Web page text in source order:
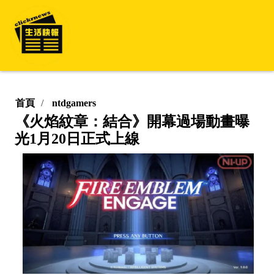
首頁 ntdgamers
《火焰紋章：結合》開幕過場動畫曝
光1月20日正式上線